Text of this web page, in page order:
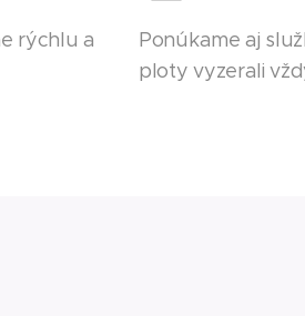
rýchlu a
Ponúkame aj
ploty vyzerali